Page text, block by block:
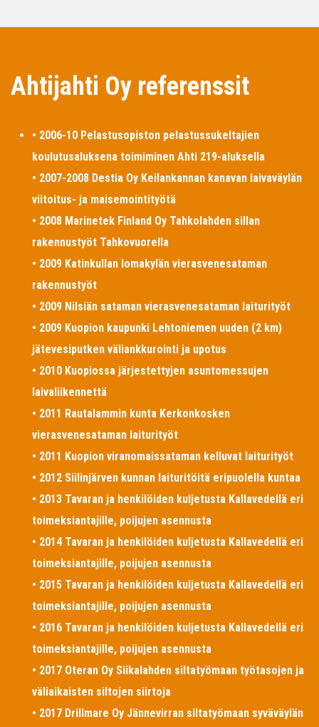
Ahtijahti Oy referenssit
• 2006-10 Pelastusopiston pelastussukeltajien
koulutusaluksena toimiminen Ahti 219-aluksella
• 2007-2008 Destia Oy Keilankannan kanavan laivaväylän
viitoitus- ja maisemointityötä
• 2008 Marinetek Finland Oy Tahkolahden sillan
rakennustyöt Tahkovuorella
• 2009 Katinkullan lomakylän vierasvenesataman
rakennustyöt
• 2009 Nilsiän sataman vierasvenesataman laiturityöt
• 2009 Kuopion kaupunki Lehtoniemen uuden (2 km)
jätevesiputken väliankkurointi ja upotus
• 2010 Kuopiossa järjestettyjen asuntomessujen
laivaliikennettä
• 2011 Rautalammin kunta Kerkonkosken
vierasvenesataman laiturityöt
• 2011 Kuopion viranomaissataman kelluvat laiturityöt
• 2012 Siilinjärven kunnan laituritöitä eripuolella kuntaa
• 2013 Tavaran ja henkilöiden kuljetusta Kallavedellä eri
toimeksiantajille, poijujen asennusta
• 2014 Tavaran ja henkilöiden kuljetusta Kallavedellä eri
toimeksiantajille, poijujen asennusta
• 2015 Tavaran ja henkilöiden kuljetusta Kallavedellä eri
toimeksiantajille, poijujen asennusta
• 2016 Tavaran ja henkilöiden kuljetusta Kallavedellä eri
toimeksiantajille, poijujen asennusta
• 2017 Oteran Oy Siikalahden siltatyömaan työtasojen ja
väliaikaisten siltojen siirtoja
• 2017 Drillmare Oy Jännevirran siltatyömaan syväväylän